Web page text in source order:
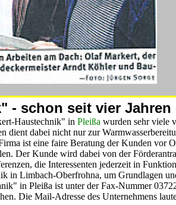
- schon seit vier
Haustechnik" in Pleißa wurden sehr viele
dient dabei nicht nur zur
ist eine faire Beratung der Kunden vor
Der Kunde wird dabei von der
die Interessenten jederzeit in
in Limbach-Oberfrohna, um Grundlagen
in Pleißa ist unter der Fax-Nummer
Die Mail-Adresse des Unternehmens